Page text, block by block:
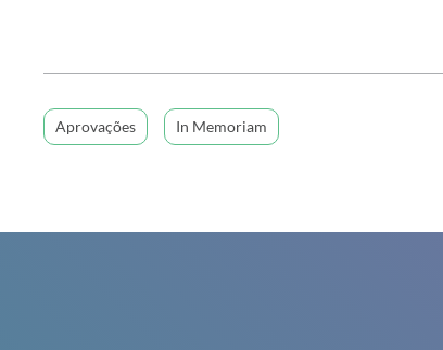
Aprovações In Memoriam